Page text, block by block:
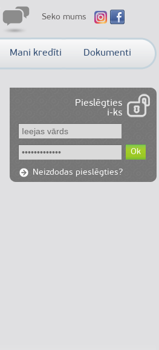
Seko mums
Mani kredīti Dokumenti
Pieslēgties
i-ks
Ok
Neizdodas pieslēgties?